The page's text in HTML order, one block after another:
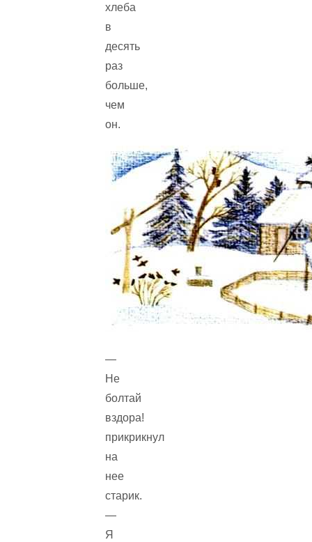
хлеба
в
десять
раз
больше,
чем
он.
—
Не
болтай
вздора!
прикрикнул
на
нее
старик.
—
Я